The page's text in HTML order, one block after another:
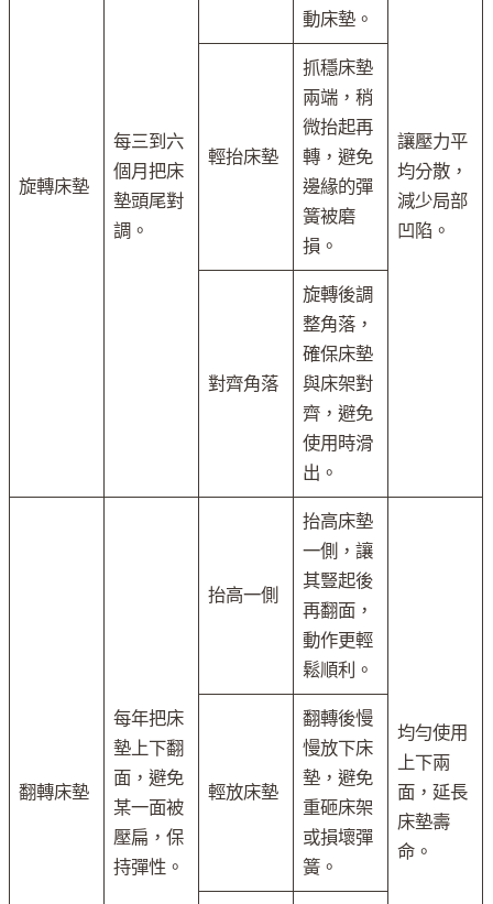
旋轉床墊
每三到六
個月把床
墊頭尾對
調。
動床墊。
讓壓力平
均分散，
減少局部
凹陷。
輕抬床墊
抓穩床墊
兩端，稍
微抬起再
轉，避免
邊緣的彈
簧被磨
損。
對齊角落
旋轉後調
整角落，
確保床墊
與床架對
齊，避免
使用時滑
出。
翻轉床墊
每年把床
墊上下翻
面，避免
某一面被
壓扁，保
持彈性。
抬高一側
抬高床墊
一側，讓
其豎起後
再翻面，
動作更輕
鬆順利。
均勻使用
上下兩
面，延長
床墊壽
命。
輕放床墊
翻轉後慢
慢放下床
墊，避免
重砸床架
或損壞彈
簧。